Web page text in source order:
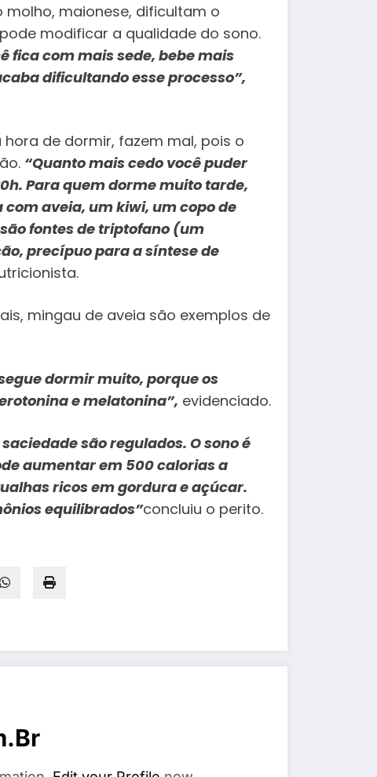
maionese, dificultam o
modificar a qualidade do sono.
fica com mais sede, bebe mais
dificultando esse processo”,
de dormir, fazem mal, pois o
“Quanto mais cedo você puder
Para quem dorme muito tarde,
aveia, um kiwi, um copo de
fontes de triptofano (um
precípuo para a síntese de
mingau de aveia são exemplos de
dormir muito, porque os
e melatonina”, evidenciado.
são regulados. O sono é
aumentar em 500 calorias a
ricos em gordura e açúcar.
equilibrados”concluiu o perito.